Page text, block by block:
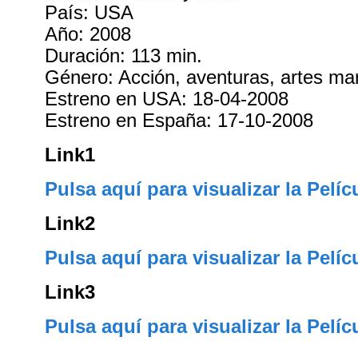
País: USA
Año: 2008
Duración: 113 min.
Género: Acción, aventuras, artes
Estreno en USA: 18-04-2008
Estreno en España: 17-10-2008
Link1
Pulsa aquí para visualizar la
Link2
Pulsa aquí para visualizar la
Link3
Pulsa aquí para visualizar la